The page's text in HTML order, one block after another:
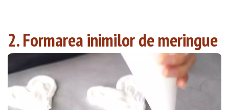
2. Formarea inimilor de meringue